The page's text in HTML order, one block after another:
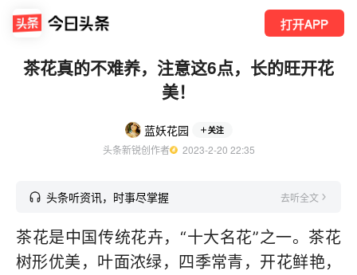
打开APP
茶花真的不难养，注意这6点，长的旺开花
美！
蓝妖花园 关注
头条新锐创作者
  2023-2-20 22:35
头条听资讯，时事尽掌握 去听全文
茶花是中国传统花卉，“十大名花”之一。茶花
树形优美，叶面浓绿，四季常青，开花鲜艳，